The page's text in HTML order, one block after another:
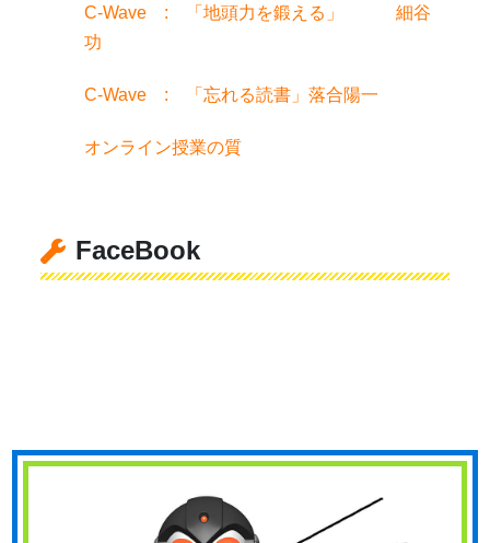
C-Wave : 「地頭力を鍛える」 細谷
功
C-Wave : 「忘れる読書」落合陽一
オンライン授業の質
FaceBook